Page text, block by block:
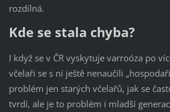
rozdílná.
Kde se stala chyba?
I když se v ČR vyskytuje varroóza po
včelaři se s ní ještě nenaučili
problém jen starých včelařů, jak se
tvrdí, ale je to problém i mladší